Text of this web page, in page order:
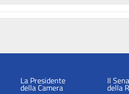
La Presidente
della Camera
Il
della